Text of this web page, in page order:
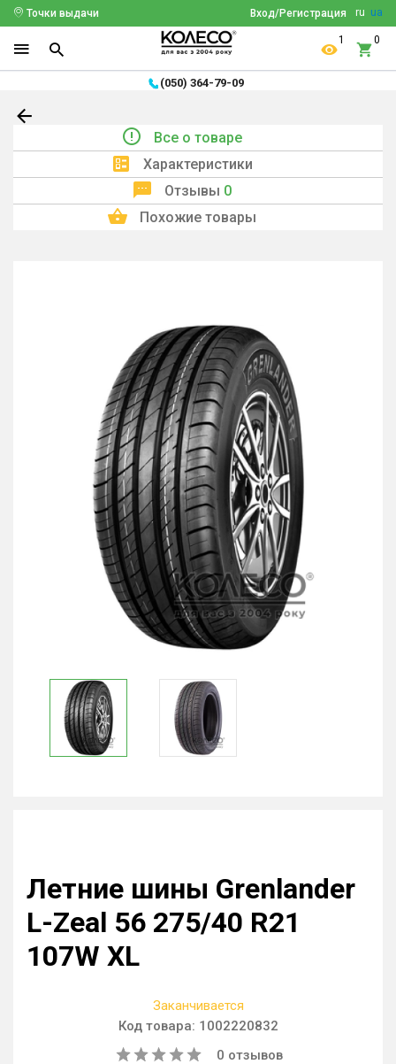
ru ua
Вход/Регистрация
Точки выдачи
1 0
(050) 364-79-09
Все о товаре
Характеристики
Отзывы 0
Похожие товары
Летние шины Grenlander
L-Zeal 56 275/40 R21
107W XL
Заканчивается
Код товара: 1002220832
0 отзывов